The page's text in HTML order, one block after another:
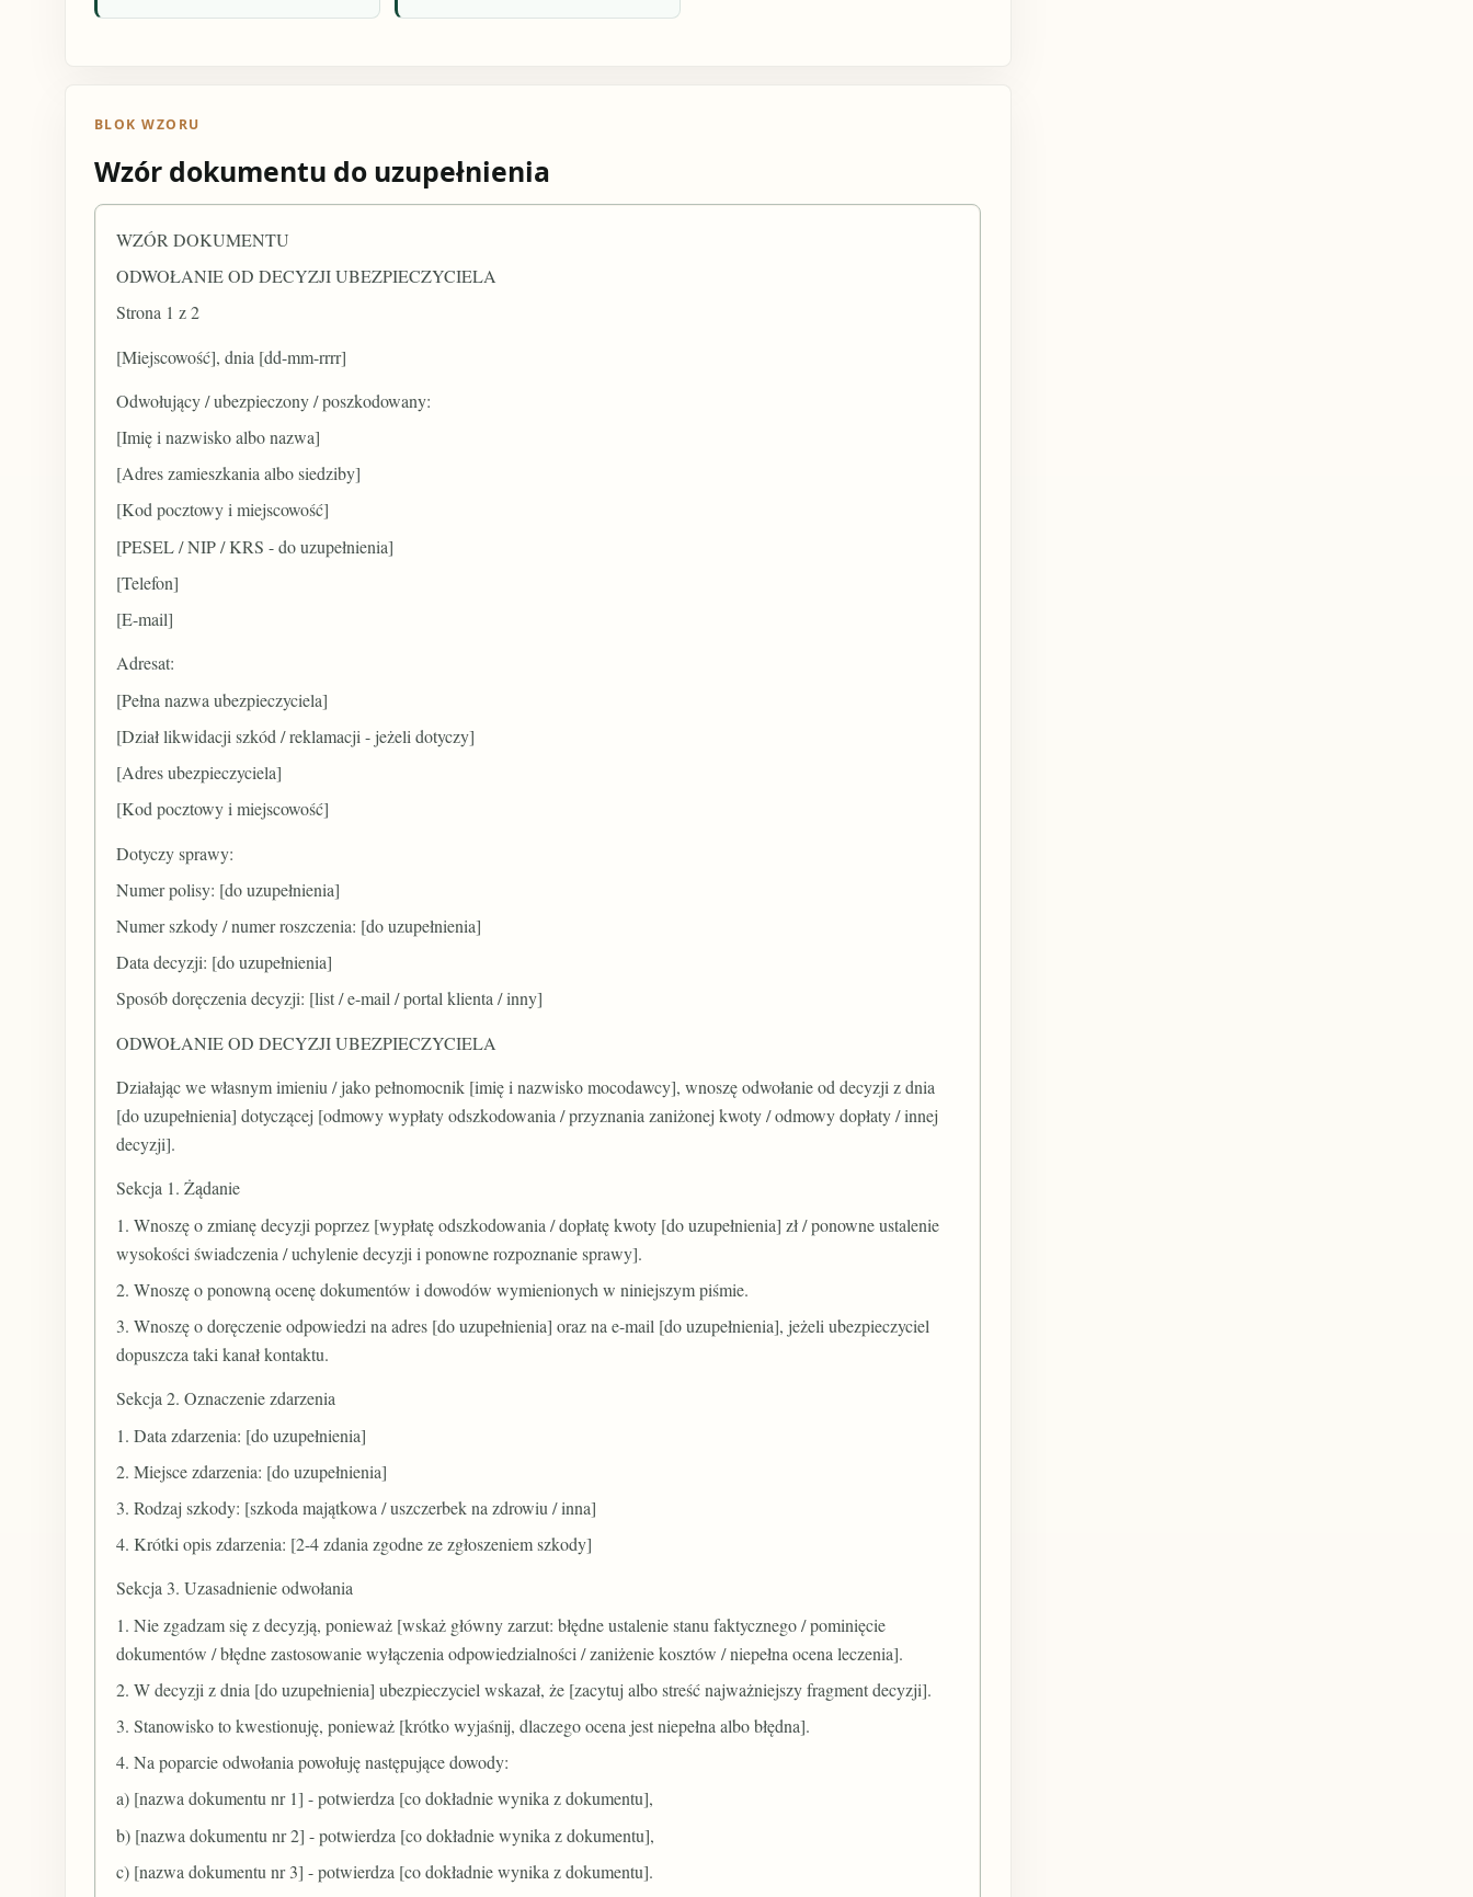
BLOK WZORU
Wzór dokumentu do uzupełnienia
WZÓR DOKUMENTU
ODWOŁANIE OD DECYZJI UBEZPIECZYCIELA
Strona 1 z 2
[Miejscowość], dnia [dd-mm-rrrr]
Odwołujący / ubezpieczony / poszkodowany:
[Imię i nazwisko albo nazwa]
[Adres zamieszkania albo siedziby]
[Kod pocztowy i miejscowość]
[PESEL / NIP / KRS - do uzupełnienia]
[Telefon]
[E-mail]
Adresat:
[Pełna nazwa ubezpieczyciela]
[Dział likwidacji szkód / reklamacji - jeżeli dotyczy]
[Adres ubezpieczyciela]
[Kod pocztowy i miejscowość]
Dotyczy sprawy:
Numer polisy: [do uzupełnienia]
Numer szkody / numer roszczenia: [do uzupełnienia]
Data decyzji: [do uzupełnienia]
Sposób doręczenia decyzji: [list / e-mail / portal klienta / inny]
ODWOŁANIE OD DECYZJI UBEZPIECZYCIELA
Działając we własnym imieniu / jako pełnomocnik [imię i nazwisko mocodawcy], wnoszę odwołanie od decyzji z dnia
[do uzupełnienia] dotyczącej [odmowy wypłaty odszkodowania / przyznania zaniżonej kwoty / odmowy dopłaty / innej
decyzji].
Sekcja 1. Żądanie
1. Wnoszę o zmianę decyzji poprzez [wypłatę odszkodowania / dopłatę kwoty [do uzupełnienia] zł / ponowne ustalenie
wysokości świadczenia / uchylenie decyzji i ponowne rozpoznanie sprawy].
2. Wnoszę o ponowną ocenę dokumentów i dowodów wymienionych w niniejszym piśmie.
3. Wnoszę o doręczenie odpowiedzi na adres [do uzupełnienia] oraz na e-mail [do uzupełnienia], jeżeli ubezpieczyciel
dopuszcza taki kanał kontaktu.
Sekcja 2. Oznaczenie zdarzenia
1. Data zdarzenia: [do uzupełnienia]
2. Miejsce zdarzenia: [do uzupełnienia]
3. Rodzaj szkody: [szkoda majątkowa / uszczerbek na zdrowiu / inna]
4. Krótki opis zdarzenia: [2-4 zdania zgodne ze zgłoszeniem szkody]
Sekcja 3. Uzasadnienie odwołania
1. Nie zgadzam się z decyzją, ponieważ [wskaż główny zarzut: błędne ustalenie stanu faktycznego / pominięcie
dokumentów / błędne zastosowanie wyłączenia odpowiedzialności / zaniżenie kosztów / niepełna ocena leczenia].
2. W decyzji z dnia [do uzupełnienia] ubezpieczyciel wskazał, że [zacytuj albo streść najważniejszy fragment decyzji].
3. Stanowisko to kwestionuję, ponieważ [krótko wyjaśnij, dlaczego ocena jest niepełna albo błędna].
4. Na poparcie odwołania powołuję następujące dowody:
a) [nazwa dokumentu nr 1] - potwierdza [co dokładnie wynika z dokumentu],
b) [nazwa dokumentu nr 2] - potwierdza [co dokładnie wynika z dokumentu],
c) [nazwa dokumentu nr 3] - potwierdza [co dokładnie wynika z dokumentu].